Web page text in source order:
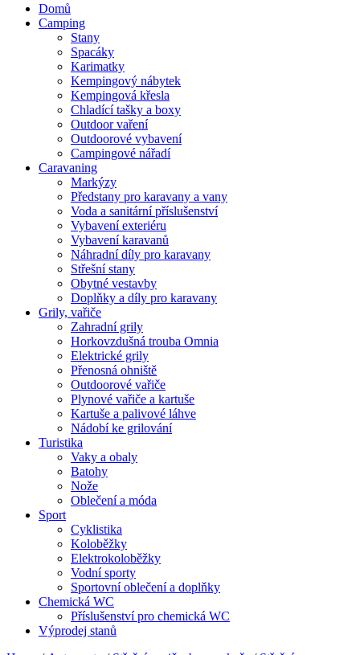
Domů
Camping
Stany
Spacáky
Karimatky
Kempingový nábytek
Kempingová křesla
Chladící tašky a boxy
Outdoor vaření
Outdoorové vybavení
Campingové nářadí
Caravaning
Markýzy
Předstany pro karavany a vany
Voda a sanitární příslušenství
Vybavení exteriéru
Vybavení karavanů
Náhradní díly pro karavany
Střešní stany
Obytné vestavby
Doplňky a díly pro karavany
Grily, vařiče
Zahradní grily
Horkovzdušná trouba Omnia
Elektrické grily
Přenosná ohniště
Outdoorové vařiče
Plynové vařiče a kartuše
Kartuše a palivové láhve
Nádobí ke grilování
Turistika
Vaky a obaly
Batohy
Nože
Oblečení a móda
Sport
Cyklistika
Koloběžky
Elektrokoloběžky
Vodní sporty
Sportovní oblečení a doplňky
Chemická WC
Příslušenství pro chemická WC
Výprodej stanů